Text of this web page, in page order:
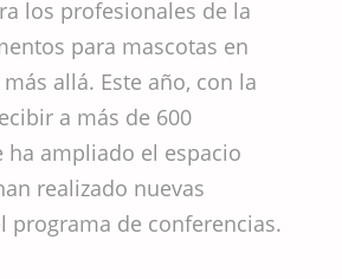
los profesionales de la
para mascotas en
allá. Este año, con la
a más de 600
ha ampliado el espacio
realizado nuevas
programa de conferencias.